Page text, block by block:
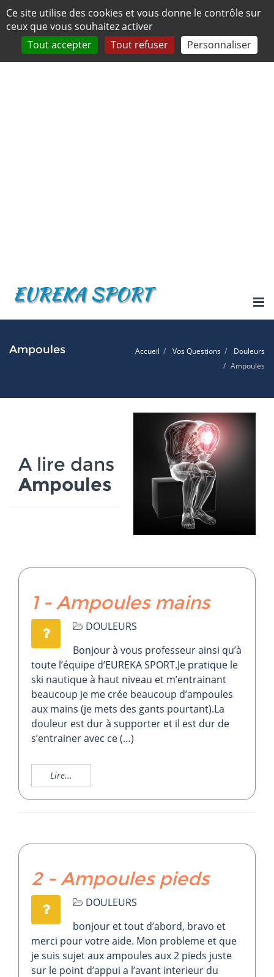
Ampoules Accueil Vos Questions
Douleurs
Ampoules
A lire dans
Ampoules
1 - Ampoules mains
DOULEURS
Bonjour à vous professeur ainsi qu’à
toute l’équipe d’EUREKA SPORT.Je pratique le
ski nautique à haut niveau et m’entrainant
beaucoup je me crée beaucoup d’ampoules
aux mains (je mets des gants pourtant).La
douleur est dur à supporter et il est dur de
s’entrainer avec ce (…)
Lire...
2 - Ampoules pieds
DOULEURS
bonjour et tout d’abord, bravo et
merci pour votre aide. Mon probleme et que
je suis sujet aux ampoules aux 2 pieds juste
sur le point d’appui a l’avant interieur du
Panneau de gestion des cookies
Ce site utilise des cookies et vous donne le contrôle sur
ceux que vous souhaitez activer
Tout accepter
Tout refuser Personnaliser